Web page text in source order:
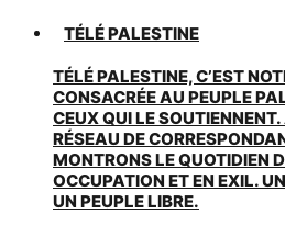
TÉLÉ PALESTINE
TÉLÉ PALESTINE, C’EST
CONSACRÉE AU PEUPLE
CEUX QUI LE
RÉSEAU DE
MONTRONS LE QUOTIDIEN
OCCUPATION ET EN EXIL.
UN PEUPLE LIBRE.